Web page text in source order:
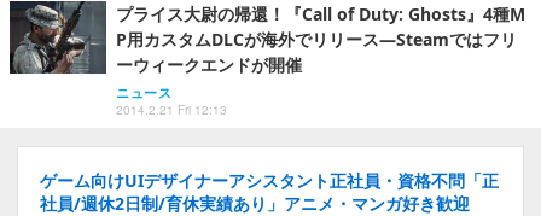
プライス大尉の帰還！『Call of Duty: Ghosts』4種M
P用カスタムDLCが海外でリリース―Steamではフリ
ーウィークエンドが開催
ニュース
2014.2.21 Fri 12:13
ゲーム向けUIデザイナーアシスタント正社員・資格不問「正
社員/週休2日制/育休実績あり」アニメ・マンガ好き歓迎